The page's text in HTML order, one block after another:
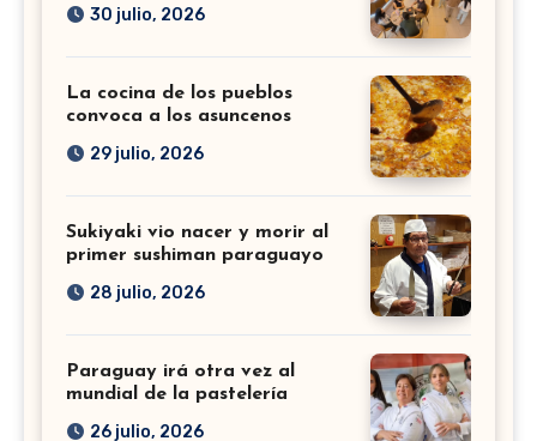
30 julio, 2026
La cocina de los pueblos
convoca a los asuncenos
29 julio, 2026
Sukiyaki vio nacer y morir al
primer sushiman paraguayo
28 julio, 2026
Paraguay irá otra vez al
mundial de la pastelería
26 julio, 2026